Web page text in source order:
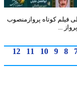
کوتاه پروازمنصوب
...
9
10
11
12